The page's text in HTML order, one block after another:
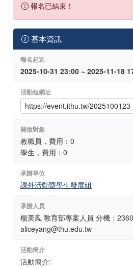
報名已結束！
基本資訊
報名起迄
2025-10-31 23:00 ~ 2025-11-18
活動短網址
開放對象
教職員，費用：0
學生，費用：0
承辦單位
課外活動暨學生發展組
承辦人員
楊美鳳 教育部專案人員 分機：
aliceyang@thu.edu.tw
活動簡介
活動簡介: